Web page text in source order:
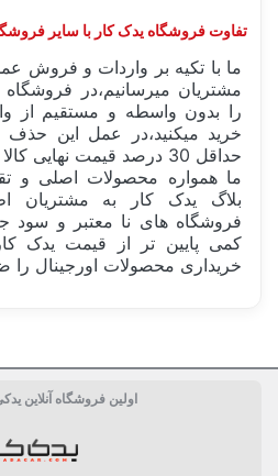
تفاوت فروشگاه یدک کار با سایر
ما با تکیه بر واردات و فروش
مشتریان میرسانیم،در
را بدون واسطه و مستقیم از
خرید میکنید،در عمل این
حداقل 30 درصد قیمت
ما همواره محصولات اصلی و
بلاگ یدک کار به مشتریان
فروشگاه های نا معتبر و سود
کمی پایین تر از قیمت یدک
خریداری محصولات اورجینال را
اولین فروشگاه آنلاین